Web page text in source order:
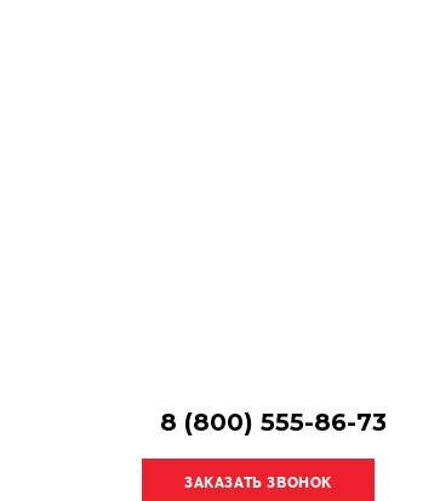
8 (800) 555-86-73